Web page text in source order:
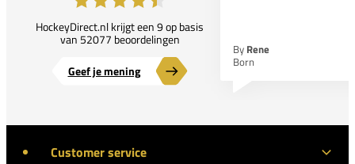
HockeyDirect.nl krijgt een 9 op basis
van 52077 beoordelingen
Geef je mening
By Rene
Born
Customer service